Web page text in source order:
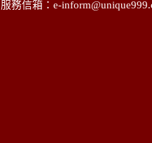
服務信箱： e-